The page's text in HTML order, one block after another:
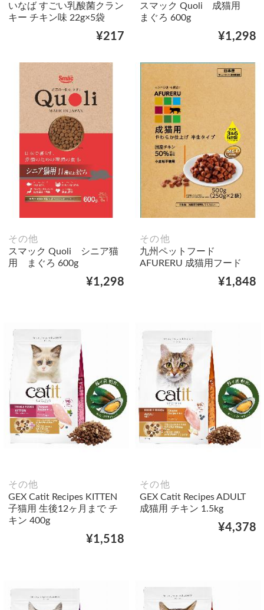
いなば すごい乳酸菌クラン
キー チキン味 22g×5袋
¥217
スマック Quoli 成猫用
まぐろ 600g
¥1,298
その他
スマック Quoli シニア猫
用 まぐろ 600g
¥1,298
その他
九州ペットフード
AFURERU 成猫用フード
¥1,848
その他
GEX Catit Recipes KITTEN
子猫用 生後12ヶ月まで チ
キン 400g
¥1,518
その他
GEX Catit Recipes ADULT
成猫用 チキン 1.5kg
¥4,378